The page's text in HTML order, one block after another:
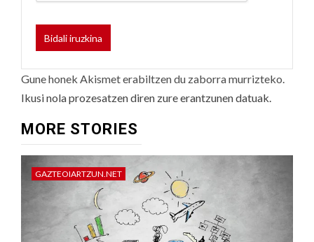
Gune honek Akismet erabiltzen du zaborra murrizteko.
Ikusi nola prozesatzen diren zure erantzunen datuak.
MORE STORIES
GAZTEOIARTZUN.NET